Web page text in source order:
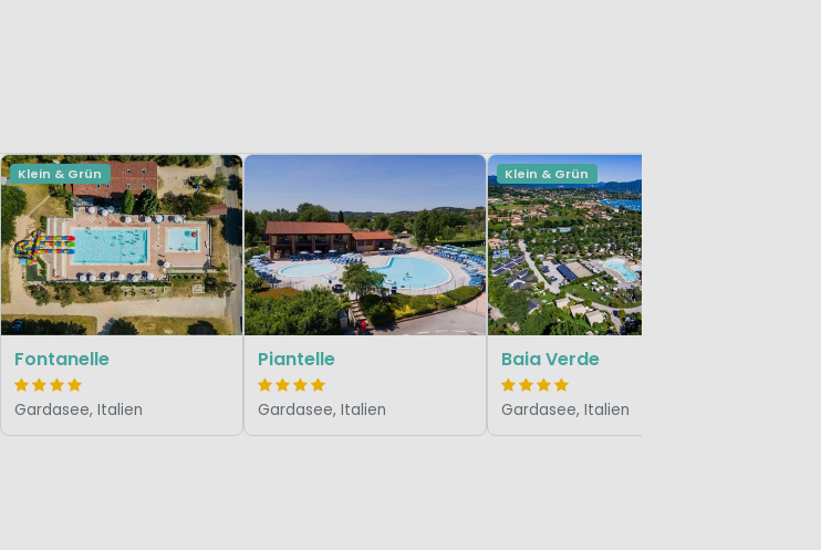
Klein & Grün
Fontanelle
Gardasee, Italien
Piantelle
Gardasee, Italien
Klein & Grün
Baia Verde
Gardasee, Italien